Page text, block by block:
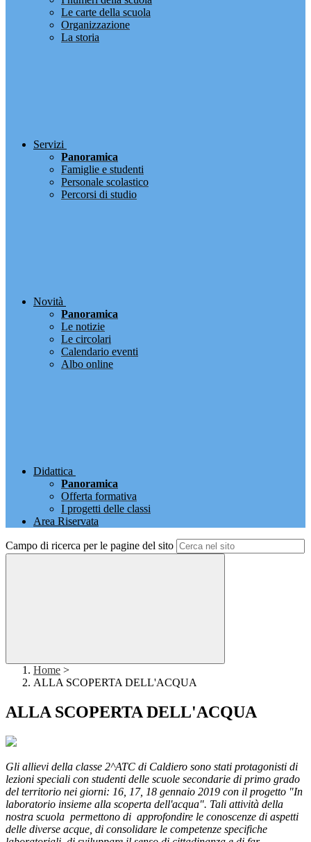
Le carte della scuola
Organizzazione
La storia
Servizi
Panoramica
Famiglie e studenti
Personale scolastico
Percorsi di studio
Novità
Panoramica
Le notizie
Le circolari
Calendario eventi
Albo online
Didattica
Panoramica
Offerta formativa
I progetti delle classi
Area Riservata
Campo di ricerca per le pagine del sito
Home >
ALLA SCOPERTA DELL'ACQUA
ALLA SCOPERTA DELL'ACQUA
Gli allievi della classe 2^ATC di Caldiero sono stati protagonisti di
lezioni speciali con studenti delle scuole secondarie di primo grado
del territorio nei giorni: 16, 17, 18 gennaio 2019 con il progetto "In
laboratorio insieme alla scoperta dell'acqua". Tali attività della
nostra scuola permettono di approfondire le conoscenze di aspetti
delle diverse acque, di consolidare le competenze specifiche